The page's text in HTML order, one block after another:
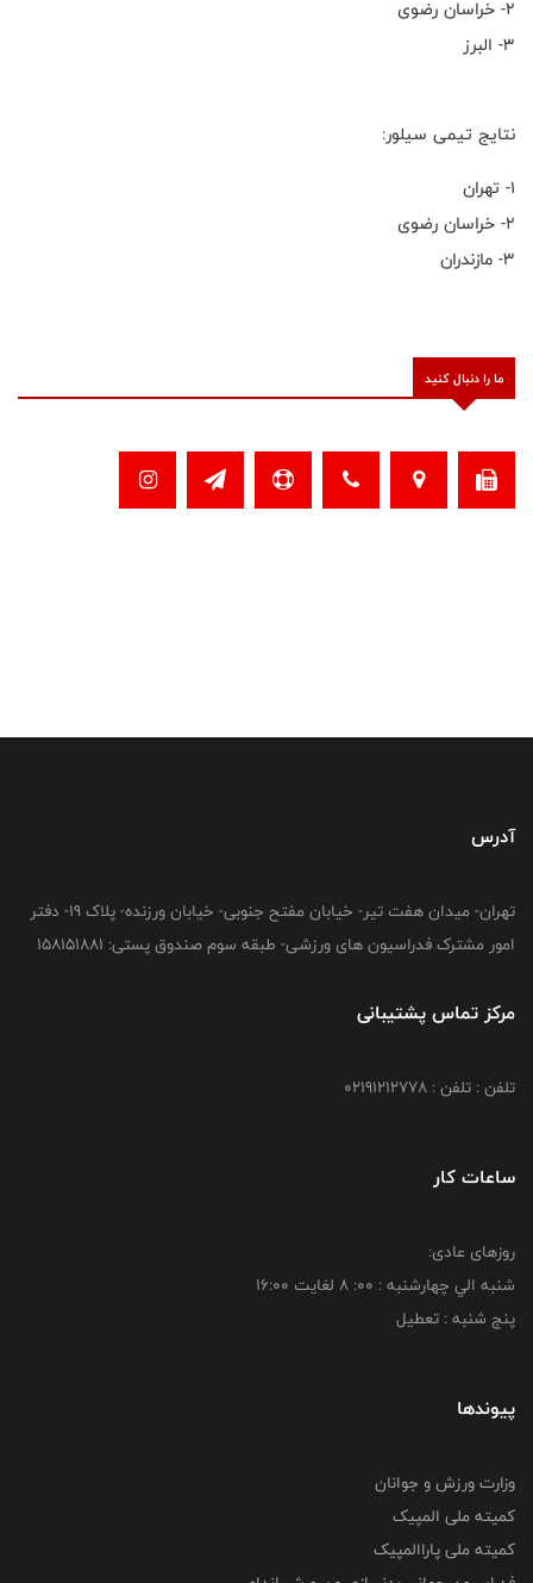
۲- خراسان رضوی
۳- البرز
نتایج تیمی سیلور:
۱- تهران
۲- خراسان رضوی
۳- مازندران
ما را دنبال کنید
آدرس
تهران- میدان هفت تیر- خیابان مفتح جنوبی- خیابان ورزنده- پلاک 19- دفتر
امور مشترک فدراسیون های ورزشی- طبقه سوم صندوق پستی: 158151881
مرکز تماس پشتیبانی
تلفن : تلفن : 02191212778
ساعات کار
روزهای عادی:
شنبه الي چهارشنبه : 00: 8 لغايت 16:00
پنج شنبه : تعطیل
پیوندها
وزارت ورزش و جوانان
کمیته ملی المپیک
کمیته ملی پاراالمپیک